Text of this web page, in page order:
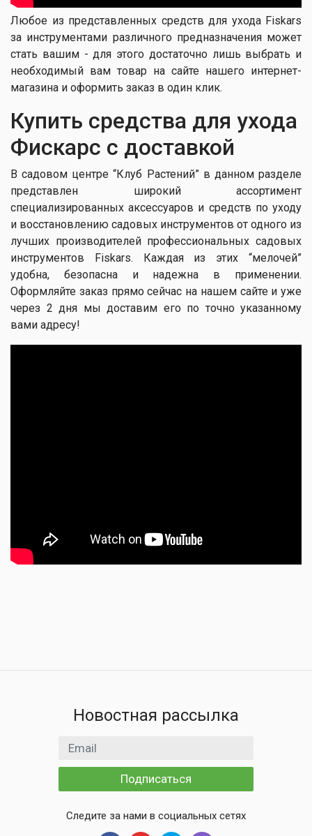
Любое из представленных средств для ухода Fiskars
за инструментами различного предназначения может
стать вашим - для этого достаточно лишь выбрать и
необходимый вам товар на сайте нашего интернет-
магазина и оформить заказ в один клик.
Купить средства для ухода
Фискарс с доставкой
В садовом центре “Клуб Растений” в данном разделе
представлен широкий ассортимент
специализированных аксессуаров и средств по уходу
и восстановлению садовых инструментов от одного из
лучших производителей профессиональных садовых
инструментов Fiskars. Каждая из этих “мелочей”
удобна, безопасна и надежна в применении.
Оформляйте заказ прямо сейчас на нашем сайте и уже
через 2 дня мы доставим его по точно указанному
вами адресу!
Новостная рассылка
Email адрес
Подписаться
Следите за нами в социальных сетях